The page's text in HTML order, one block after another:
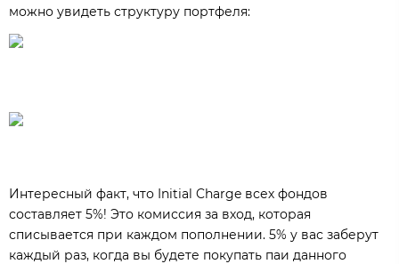
можно увидеть структуру портфеля:
Интересный факт, что Initial Charge всех фондов
составляет 5%! Это комиссия за вход, которая
списывается при каждом пополнении. 5% у вас заберут
каждый раз, когда вы будете покупать паи данного